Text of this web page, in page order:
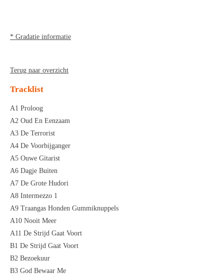
* Gradatie informatie
Terug naar overzicht
Tracklist
A1 Proloog
A2 Oud En Eenzaam
A3 De Terrorist
A4 De Voorbijganger
A5 Ouwe Gitarist
A6 Dagje Buiten
A7 De Grote Hudori
A8 Intermezzo 1
A9 Traangas Honden Gummiknuppels
A10 Nooit Meer
A11 De Strijd Gaat Voort
B1 De Strijd Gaat Voort
B2 Bezoekuur
B3 God Bewaar Me